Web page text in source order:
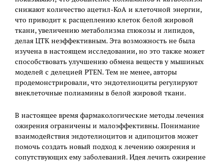
снижают количество ацетил-КоА и клеточной энергии,
что приводит к расщеплению клеток белой жировой
ткани, увеличению метаболизма глюкозы и липидов,
делая ЦТК неэффективным. Эта возможность не была
изучена в настоящем исследовании, но это также может
способствовать улучшению обмена веществ у мышиных
моделей с делецией PTEN. Тем не менее, авторы
продемонстрировали, что эндотелиоциты регулируют
внеклеточные полиамины в белой жировой ткани.
В настоящее время фармакологические методы лечения
ожирения ограничены и малоэффективны. Понимание
взаимодействия эндотелиоцитов и адипоцитов может
помочь создать новый подход к лечению ожирения и
сопутствующих ему заболеваний. Идея лечить ожирение